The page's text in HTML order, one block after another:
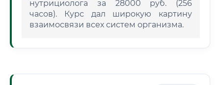
нутрициолога за 28000 руб. (256
часов). Курс дал широкую картину
взаимосвязи всех систем организма.